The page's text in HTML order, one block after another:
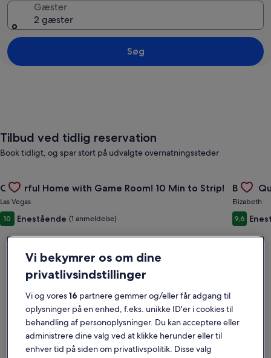
Gæster
2 gæster
Søg
Tilbud ved tidlig reservation
Book tidligt, og spar stort på udvalgte overnatningssteder
Gallery
Carousel
Cheerful Home with Game Room! 10 Min to Strip!
Las Vegas
10 Enestående (1 anmeldelse)
Gallery
Boho
Elizabeth
9,6
Vi bekymrer os om dine
privatlivsindstillinger
Vi og vores16 partnere gemmer og/eller får adgang til
oplysninger på en enhed, f.eks. unikke ID'er i cookies til
behandling af personoplysninger. Du kan acceptere eller
administrere dine valg ved at klikke herunder eller til
enhver tid på siden om privatlivspolitik. Disse valg